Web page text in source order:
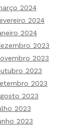
2024
2024
2024
2023
2023
2023
2023
2023
2023
2023